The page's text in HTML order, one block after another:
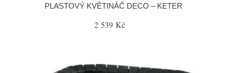
PLASTOVÝ KVĚTINÁČ DECO – KETER
2 539 Kč